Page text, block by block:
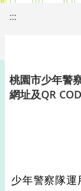
:::
桃園市少年警
網址及QR
少年警察隊